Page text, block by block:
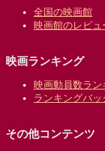
全国の映画館
映画館のレビュ
映画ランキング
映画動員数ラン
ランキングバッ
その他コンテンツ